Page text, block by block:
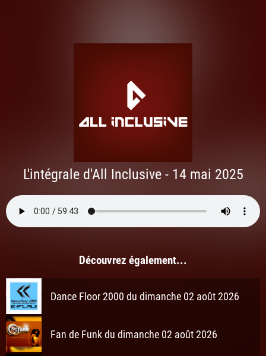
L'intégrale d'All Inclusive - 14 mai 2025
Découvrez également...
Dance Floor 2000 du dimanche 02 août 2026
Fan de Funk du dimanche 02 août 2026